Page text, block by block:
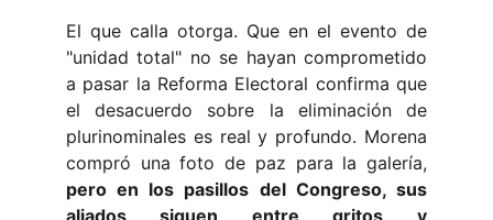
El que calla otorga. Que en el evento de
"unidad total" no se hayan comprometido
a pasar la Reforma Electoral confirma que
el desacuerdo sobre la eliminación de
plurinominales es real y profundo. Morena
compró una foto de paz para la galería,
pero en los pasillos del Congreso, sus
aliados siguen entre gritos y